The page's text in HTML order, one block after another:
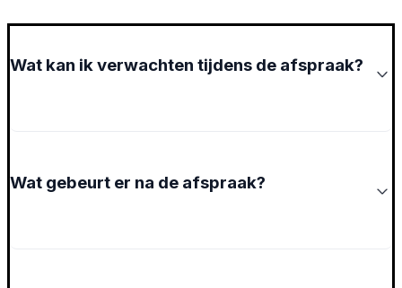
Wat kan ik verwachten tijdens de afspraak?
Wat gebeurt er na de afspraak?